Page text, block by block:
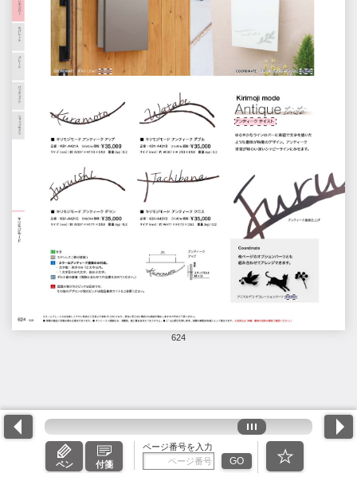
624
ペン 付箋
ページ番号を入力
GO